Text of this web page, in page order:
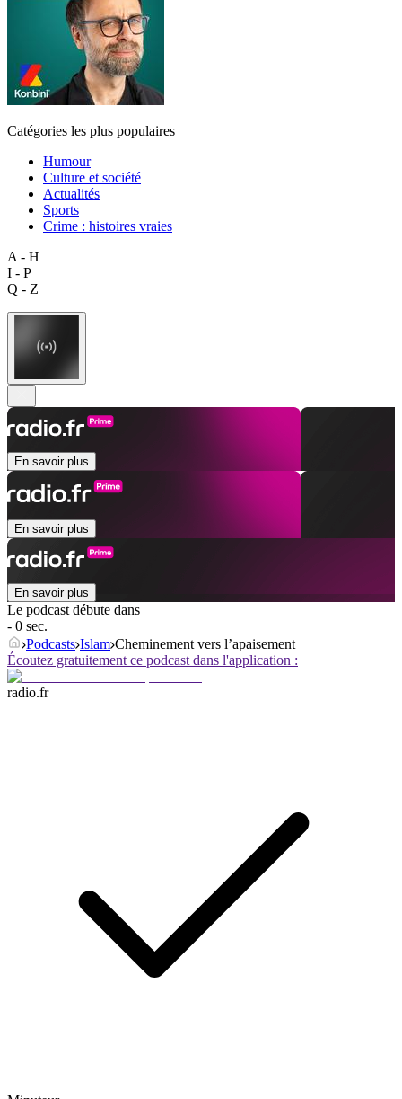
Catégories les plus populaires
Humour
Culture et société
Actualités
Sports
Crime : histoires vraies
A - H
I - P
Q - Z
En savoir plus
En savoir plus
En savoir plus
Le podcast débute dans
- 0 sec.
Podcasts Islam Cheminement vers l’apaisement
Écoutez gratuitement ce podcast dans l'application :
radio.fr